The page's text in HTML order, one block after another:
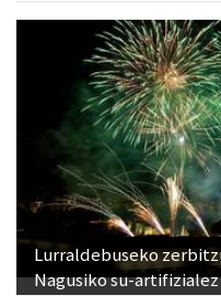
Lurraldebuseko
Nagusiko su-